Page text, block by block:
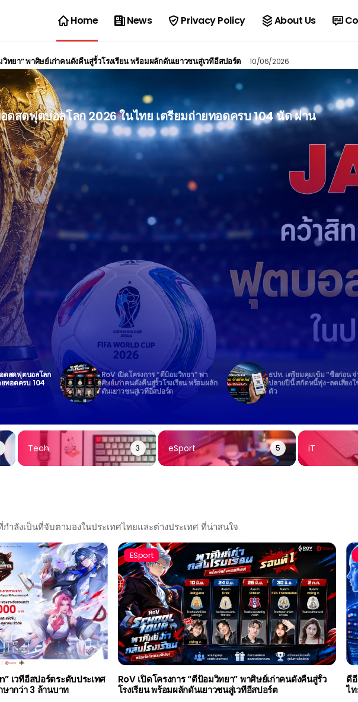
Home News Privacy Policy About Us
วิทยา” พาศิษย์เก่าคนดังคืนสู่รั้วโรงเรียน พร้อมผลักดันเยาวชนสู่เวทีอีสปอร์ต 10/06/2026
ดสดฟุตบอลโลก 2026 ในไทย เตรียมถ่ายทอดครบ 104 นัด ผ่าน
ดสดฟุตบอลโลก
ทอดครบ 104
RoV เปิดโครงการ “ตีป้อมวิทยา” พา
ศิษย์เก่าคนดังคืนสู่รั้วโรงเรียน พร้อมผลัก
ดันเยาวชนสู่เวทีอีสปอร์ต
ธปท. เตรียมคุมเข้ม “ซื้อก่อน
ปลายปีนี้ สกัดหนี้พุ่ง-ลดเสี่ยงใ
ตัว
Tech 3 eSport 5 iT
ำลังเป็นที่จับตามองในประเทศไทยและต่างประเทศ ที่น่าสนใจ
เวทีอีสปอร์ตระดับประเทศ
ษากว่า 3 ล้านบาท
ESport
RoV เปิดโครงการ “ตีป้อมวิทยา” พาศิษย์เก่าคนดังคืนสู่รั้ว
โรงเรียน พร้อมผลักดันเยาวชนสู่เวทีอีสปอร์ต
ดี
ไ